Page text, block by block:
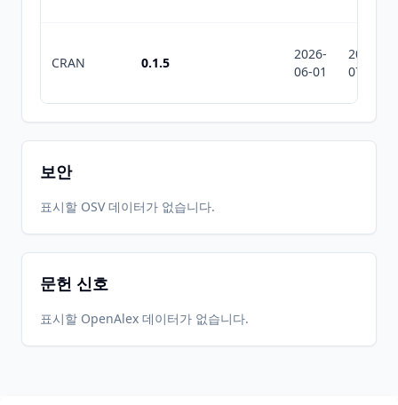
CRAN 0.1.5
2026-
06-01
2026-
07-10
보안
표시할 OSV 데이터가 없습니다.
문헌 신호
표시할 OpenAlex 데이터가 없습니다.